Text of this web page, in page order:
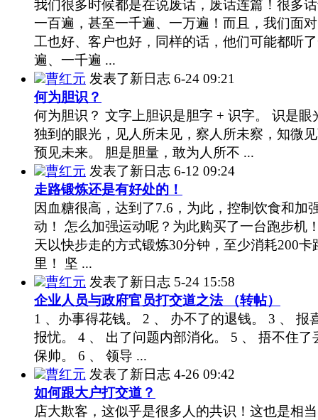
我们很多时候都是在说废话，废话连篇！很多
一百遍，甚至一千遍、一万遍！而且，我们面
工也好、客户也好，同样的话，他们可能都听
遍、一千遍 ...
曹红元 发表了新日志 6-24 09:21
何为胆识？
何为胆识？ 文字上胆识是胆字 + 识字。 识是眼
独到的眼光，见人所未见，察人所未察，知微
预见未来。 胆是胆量，敢为人所不 ...
曹红元 发表了新日志 6-12 09:24
走路锻炼还是有好处的！
因血糖很高，达到了7.6，为此，控制饮食和加
动！ 怎么加强运动呢？为此购买了一台跑步机
天以快步走的方式锻炼30分钟，至少消耗200卡
里！ 坚 ...
曹红元 发表了新日志 5-24 15:58
企业人员与政府官员打交道之法 （转帖）
1 、办事得花钱。 2 、 办不了的退钱。 3 、 报
报忧。 4 、 出了问题内部消化。 5 、 捂不住了
保帅。 6 、 领导 ...
曹红元 发表了新日志 4-26 09:42
如何跟大户打交道？
店大欺客，这似乎是很多人的共识！这也是相